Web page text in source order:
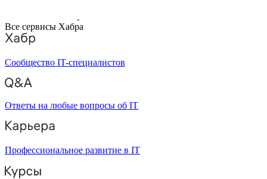
Все сервисы Хабра
Сообщество IT-специалистов
Ответы на любые вопросы об IT
Профессиональное развитие в IT